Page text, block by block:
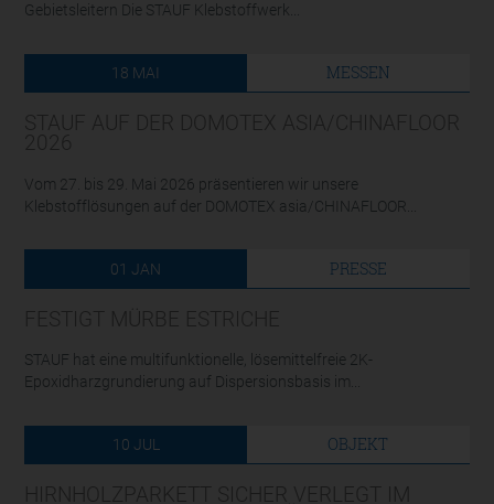
Gebietsleitern Die STAUF Klebstoffwerk...
18 MAI MESSEN
Vom 27. bis 29. Mai 2026 präsentieren wir unsere
Klebstofflösungen auf der DOMOTEX asia/CHINAFLOOR...
01 JAN PRESSE
STAUF hat eine multifunktionelle, lösemittelfreie 2K-
Epoxidharzgrundierung auf Dispersionsbasis im...
10 JUL OBJEKT